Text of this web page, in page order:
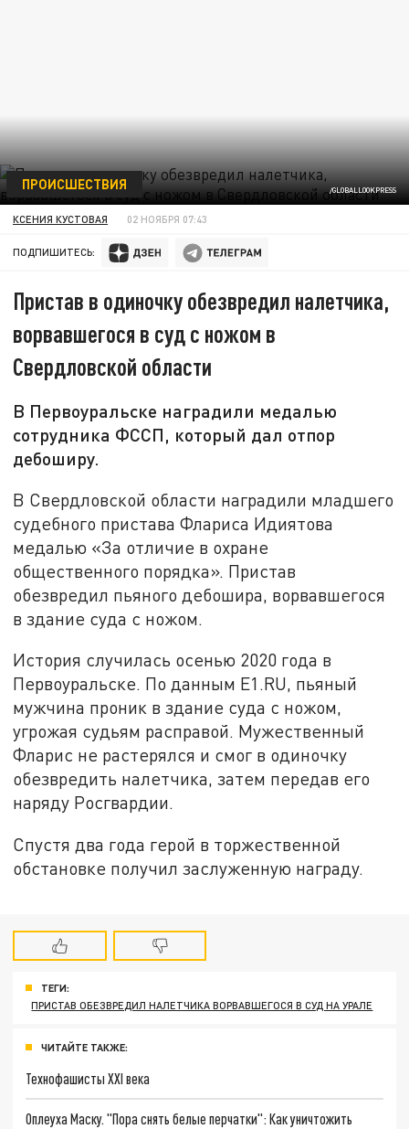
/GLOBALLOOKPRESS
ПРОИСШЕСТВИЯ
КСЕНИЯ КУСТОВАЯ 02 НОЯБРЯ 07:43
ПОДПИШИТЕСЬ:
Пристав в одиночку обезвредил налетчика,
ворвавшегося в суд с ножом в
Свердловской области
В Первоуральске наградили медалью
сотрудника ФССП, который дал отпор
дебоширу.
В Свердловской области наградили младшего
судебного пристава Флариса Идиятова
медалью «За отличие в охране
общественного порядка». Пристав
обезвредил пьяного дебошира, ворвавшегося
в здание суда с ножом.
История случилась осенью 2020 года в
Первоуральске. По данным Е1.RU, пьяный
мужчина проник в здание суда с ножом,
угрожая судьям расправой. Мужественный
Фларис не растерялся и смог в одиночку
обезвредить налетчика, затем передав его
наряду Росгвардии.
Спустя два года герой в торжественной
обстановке получил заслуженную награду.
ТЕГИ:
ПРИСТАВ ОБЕЗВРЕДИЛ НАЛЕТЧИКА ВОРВАВШЕГОСЯ В СУД НА УРАЛЕ
ЧИТАЙТЕ ТАКЖЕ:
Технофашисты XXI века
Оплеуха Маску. "Пора снять белые перчатки": Как уничтожить